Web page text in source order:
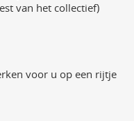
van het collectief)
voor u op een rijtje